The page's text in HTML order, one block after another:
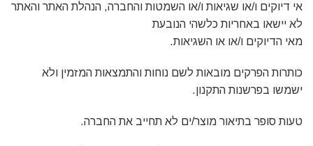
אי דיוקים ו/או שגיאות ו/או השמטות והחברה, הנהלת האתר והאתר
לא יישאו באחריות כלשהי הנובעת
מאי הדיוקים ו/או או השגיאות.
כותרות הפרקים מובאות לשם נוחות והתמצאות המזמין ולא
ישמשו בפרשנות התקנון.
טעות סופר בתיאור מוצר/ים לא תחייב את החברה.